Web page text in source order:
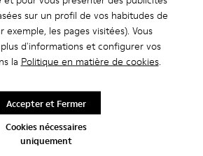
sur un profil de vos habitudes de
exemple, les pages visitées). Vous
d'informations et configurer vos
la Politique en matière de cookies.
Cookies nécessaires
uniquement
Accepter et Fermer
- Chaussures en cuir noir pour
008
- K101001-005Dean - K300493-001 -
Dean - K300493-007
Dean
$265